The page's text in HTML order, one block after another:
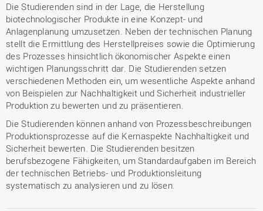
Die Studierenden sind in der Lage, die Herstellung
biotechnologischer Produkte in eine Konzept- und
Anlagenplanung umzusetzen. Neben der technischen Planung
stellt die Ermittlung des Herstellpreises sowie die Optimierung
des Prozesses hinsichtlich ökonomischer Aspekte einen
wichtigen Planungsschritt dar. Die Studierenden setzen
verschiedenen Methoden ein, um wesentliche Aspekte anhand
von Beispielen zur Nachhaltigkeit und Sicherheit industrieller
Produktion zu bewerten und zu präsentieren.
Die Studierenden können anhand von Prozessbeschreibungen
Produktionsprozesse auf die Kernaspekte Nachhaltigkeit und
Sicherheit bewerten. Die Studierenden besitzen
berufsbezogene Fähigkeiten, um Standardaufgaben im Bereich
der technischen Betriebs- und Produktionsleitung
systematisch zu analysieren und zu lösen.